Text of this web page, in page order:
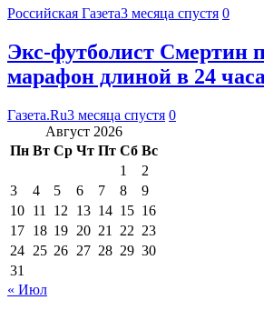
Российская Газета3 месяца спустя 0
Экс-футболист Смертин
марафон длиной в 24 часа
Газета.Ru3 месяца спустя 0
Август 2026
Пн Вт Ср Чт Пт Сб Вс
1
2
3
4 5 6 7 8
9
10 11 12 13 14 15 16
17 18 19 20 21 22 23
24 25 26 27 28 29 30
31
« Июл